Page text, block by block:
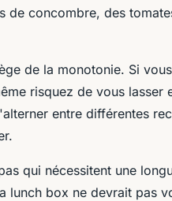
de concombre, des
de la monotonie. Si
risquez de vous lasser
entre différentes
qui nécessitent une
lunch box ne devrait pas